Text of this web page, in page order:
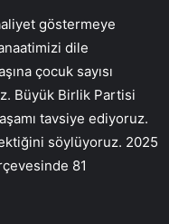
göstermeye
dile
çocuk sayısı
Büyük Birlik Partisi
tavsiye ediyoruz.
söylüyoruz. 2025
81